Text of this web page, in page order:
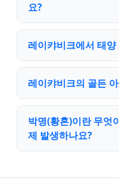
요?
레이캬비크에서 태
레이캬비크의 골든
박명(황혼)이란 무엇
제 발생하나요?